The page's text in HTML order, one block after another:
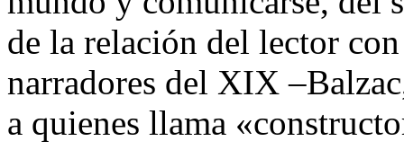
de la relación del lector
narradores del XIX
a quienes llama